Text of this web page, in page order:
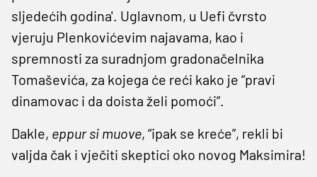
sljedećih godina'. Uglavnom, u Uefi čvrsto
vjeruju Plenkovićevim najavama, kao i
spremnosti za suradnjom gradonačelnika
Tomaševića, za kojega će reći kako je “pravi
dinamovac i da doista želi pomoći”.
Dakle, eppur si muove, “ipak se kreće”, rekli bi
valjda čak i vječiti skeptici oko novog Maksimira!